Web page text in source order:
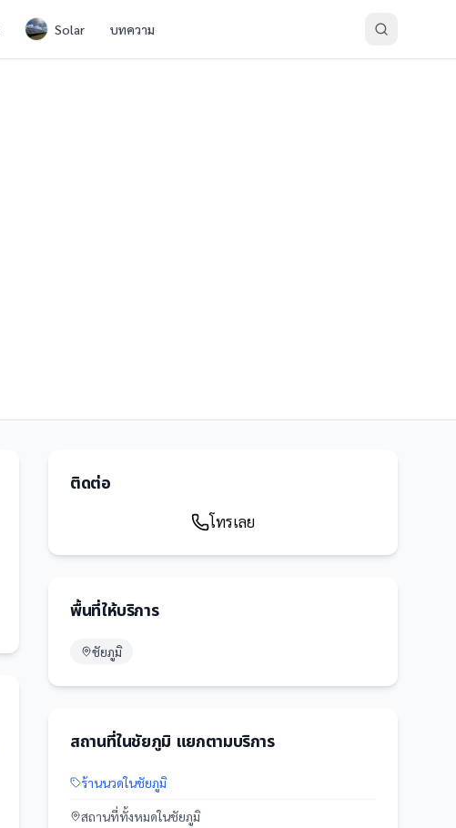
Solar บทความ
ติดต่อ
โทรเลย
พื้นที่ให้บริการ
ชัยภูมิ
สถานที่ในชัยภูมิ แยกตามบริการ
ร้านนวดในชัยภูมิ
สถานที่ทั้งหมดในชัยภูมิ